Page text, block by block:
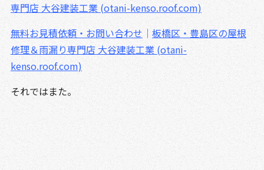
専門店 大谷建装工業 (otani-kenso.roof.com)
無料お見積依頼・お問い合わせ ｜ 板橋区・豊島区の屋根
修理＆雨漏り専門店 大谷建装工業 (otani-
kenso.roof.com)
それではまた。